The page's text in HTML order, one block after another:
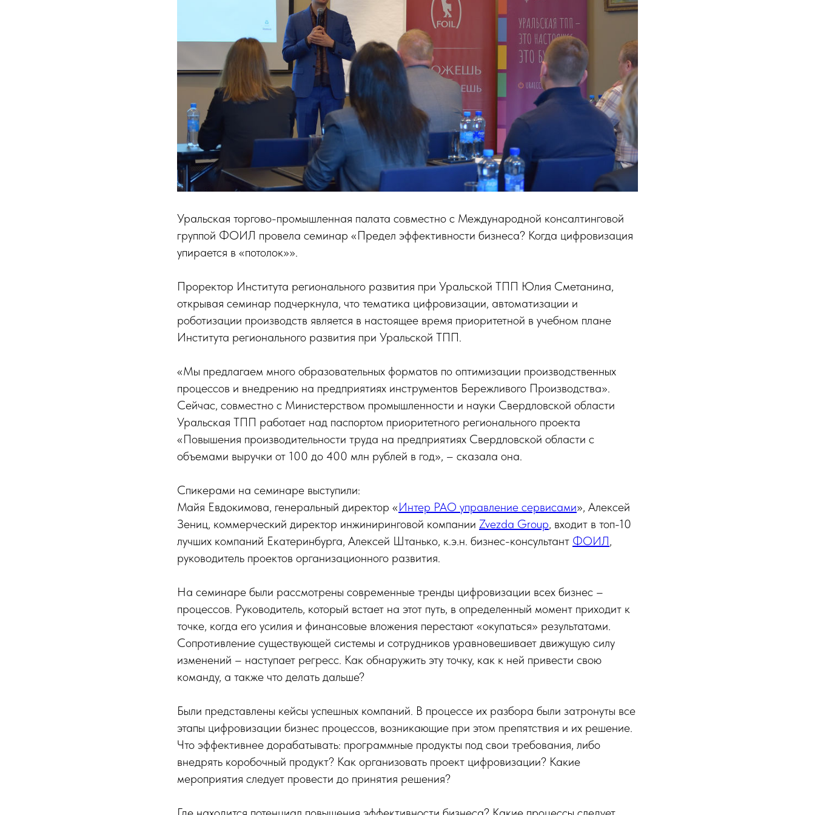
Уральская торгово-промышленная палата совместно с­­ Международной консалтинговой
группой ФОИЛ провела семинар «Предел эффективности бизнеса? Когда цифровизация
упирается в «потолок»».
Проректор Института регионального развития при Уральской ТПП Юлия Сметанина,
открывая семинар подчеркнула, что тематика цифровизации, автоматизации и
роботизации производств является в настоящее время приоритетной в учебном плане
Института регионального развития при Уральской ТПП.
«Мы предлагаем много образовательных форматов по оптимизации производственных
процессов и внедрению на предприятиях инструментов Бережливого Производства».
Сейчас, совместно с Министерством промышленности и науки Свердловской области
Уральская ТПП работает над паспортом приоритетного регионального проекта
«Повышения производительности труда на предприятиях Свердловской области с
объемами выручки от 100 до 400 млн рублей в год», – сказала она.
Спикерами на семинаре выступили:
Майя Евдокимова, генеральный директор «Интер РАО управление сервисами», Алексей
Зениц, коммерческий директор инжиниринговой компании Zvezda Group, входит в топ-10
лучших компаний Екатеринбурга, Алексей Штанько, к.э.н. бизнес-консультант ФОИЛ,
руководитель проектов организационного развития.
На семинаре были рассмотрены современные тренды цифровизации всех бизнес –
процессов. Руководитель, который встает на этот путь, в определенный момент приходит к
точке, когда его усилия и финансовые вложения перестают «окупаться» результатами.
Сопротивление существующей системы и сотрудников уравновешивает движущую силу
изменений – наступает регресс. Как обнаружить эту точку, как к ней привести свою
команду, а также что делать дальше?
Были представлены кейсы успешных компаний. В процессе их разбора были затронуты все
этапы цифровизации бизнес процессов, возникающие при этом препятствия и их решение.
Что эффективнее дорабатывать: программные продукты под свои требования, либо
внедрять коробочный продукт? Как организовать проект цифровизации? Какие
мероприятия следует провести до принятия решения?